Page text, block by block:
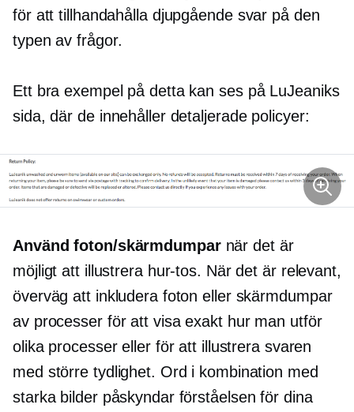
för att tillhandahålla djupgåendesvar på den
typen av frågor.
Ett bra exempel på detta kan ses på LuJeaniks
sida, där de innehåller detaljerade policyer:
Använd foton/skärmdumparnär det är
möjligt att illustrera hur-tos. När det är relevant,
överväg att inkludera foton eller skärmdumpar
av processer för att visa exakt hur man utför
olika processer eller för att illustrera svaren
med större tydlighet. Ord i kombination med
starka bilder påskyndar förståelsen för dina